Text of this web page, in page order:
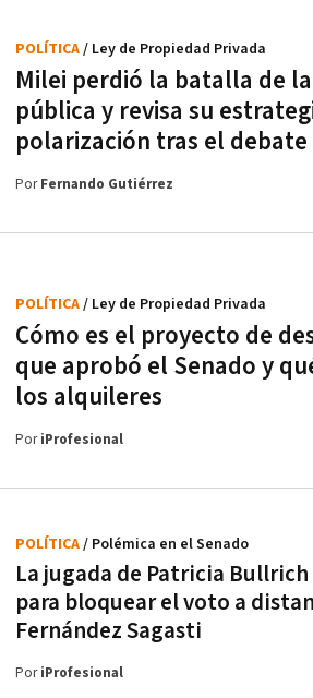
Milei perdió la batalla de
pública y revisa su
polarización tras el debate
POLÍTICA/ Ley de Propiedad Privada
PorFernando Gutiérrez
Cómo es el proyecto de
que aprobó el Senado y
los alquileres
POLÍTICA/ Ley de Propiedad Privada
PoriProfesional
La jugada de Patricia Bullrich
para bloquear el voto a
Fernández Sagasti
POLÍTICA/ Polémica en el Senado
PoriProfesional